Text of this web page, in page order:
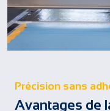
Précision sans
Avantages de